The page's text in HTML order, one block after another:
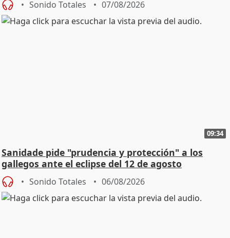
Sonido Totales 07/08/2026
09:34
Sanidade pide "prudencia y protección" a los
gallegos ante el eclipse del 12 de agosto
Sonido Totales 06/08/2026